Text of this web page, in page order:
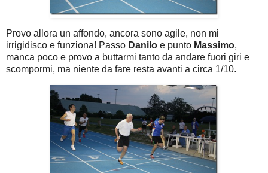
Provo allora un affondo, ancora sono agile, non mi
irrigidisco e funziona! Passo Danilo e punto Massimo,
manca poco e provo a buttarmi tanto da andare fuori giri e
scompormi, ma niente da fare resta avanti a circa 1/10.